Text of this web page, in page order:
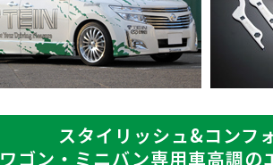
スタイリッシュ&コンフ
ワゴン・ミニバン専用車高調の